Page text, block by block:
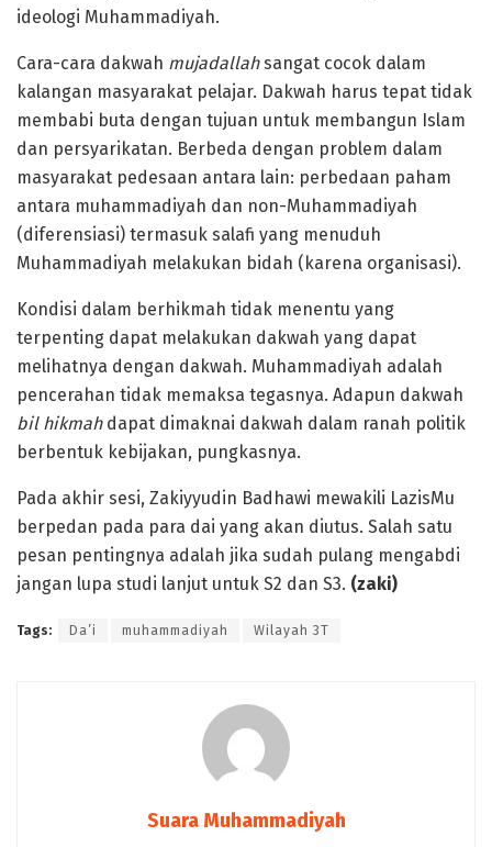
ideologi Muhammadiyah.
Cara-cara dakwah mujadallahsangat cocok dalam
kalangan masyarakat pelajar. Dakwah harus tepat tidak
membabi buta dengan tujuan untuk membangun Islam
dan persyarikatan. Berbeda dengan problem dalam
masyarakat pedesaan antara lain: perbedaan paham
antara muhammadiyah dan non-Muhammadiyah
(diferensiasi) termasuk salafi yang menuduh
Muhammadiyah melakukan bidah (karena organisasi).
Kondisi dalam berhikmah tidak menentu yang
terpenting dapat melakukan dakwah yang dapat
melihatnya dengan dakwah. Muhammadiyah adalah
pencerahan tidak memaksa tegasnya. Adapun dakwah
bil hikmahdapat dimaknai dakwah dalam ranah politik
berbentuk kebijakan, pungkasnya.
Pada akhir sesi, Zakiyyudin Badhawi mewakili LazisMu
berpedan pada para dai yang akan diutus. Salah satu
pesan pentingnya adalah jika sudah pulang mengabdi
jangan lupa studi lanjut untuk S2 dan S3. (zaki)
Tags: Da’i muhammadiyah Wilayah 3T
Suara Muhammadiyah